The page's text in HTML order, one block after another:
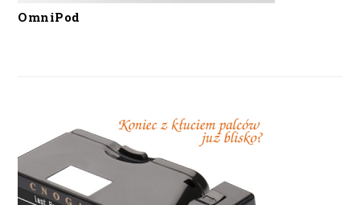
OmniPod